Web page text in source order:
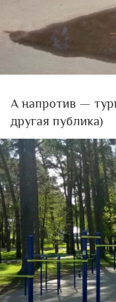
А напротив —
другая публика)